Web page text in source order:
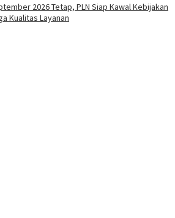
2026 Tetap, PLN Siap Kawal Kebijakan
Kualitas Layanan